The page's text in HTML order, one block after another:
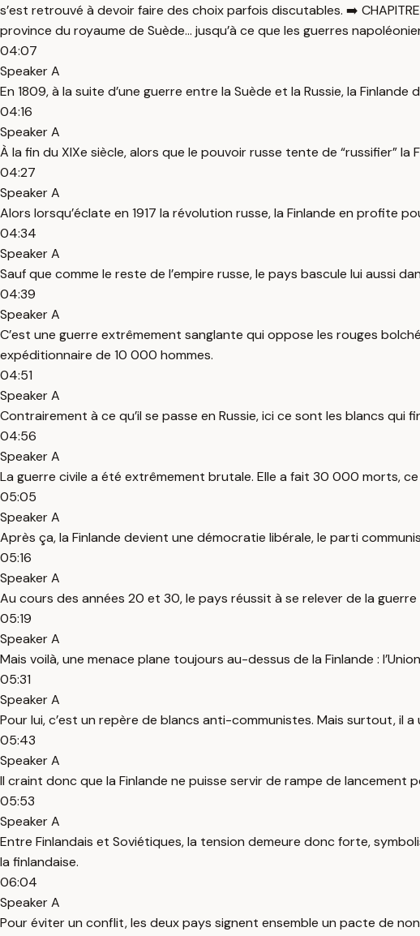
s’est retrouvé à devoir faire des choix parfois discutables. ➡️
province du royaume de Suède… jusqu’à ce que les guerres
04:07
Speaker A
En 1809, à la suite d’une guerre entre la Suède et la Russie, la
04:16
Speaker A
À la fin du XIXe siècle, alors que le pouvoir russe tente de “russifier”
04:27
Speaker A
Alors lorsqu’éclate en 1917 la révolution russe, la Finlande en profite
04:34
Speaker A
Sauf que comme le reste de l’empire russe, le pays bascule lui aussi
04:39
Speaker A
C’est une guerre extrêmement sanglante qui oppose les rouges
expéditionnaire de 10 000 hommes.
04:51
Speaker A
Contrairement à ce qu’il se passe en Russie, ici ce sont les blancs qui
04:56
Speaker A
La guerre civile a été extrêmement brutale. Elle a fait 30 000 morts,
05:05
Speaker A
Après ça, la Finlande devient une démocratie libérale, le parti
05:16
Speaker A
Au cours des années 20 et 30, le pays réussit à se relever de la guerre
05:19
Speaker A
Mais voilà, une menace plane toujours au-dessus de la Finlande :
05:31
Speaker A
Pour lui, c’est un repère de blancs anti-communistes. Mais surtout, il
05:43
Speaker A
Il craint donc que la Finlande ne puisse servir de rampe de lancement
05:53
Speaker A
Entre Finlandais et Soviétiques, la tension demeure donc forte,
la finlandaise.
06:04
Speaker A
Pour éviter un conflit, les deux pays signent ensemble un pacte de